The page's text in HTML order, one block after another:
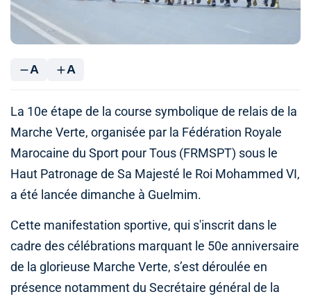
A A
La 10e étape de la course symbolique de relais de la
Marche Verte, organisée par la Fédération Royale
Marocaine du Sport pour Tous (FRMSPT) sous le
Haut Patronage de Sa Majesté le Roi Mohammed VI,
a été lancée dimanche à Guelmim.
Cette manifestation sportive, qui s'inscrit dans le
cadre des célébrations marquant le 50e anniversaire
de la glorieuse Marche Verte, s’est déroulée en
présence notamment du Secrétaire général de la